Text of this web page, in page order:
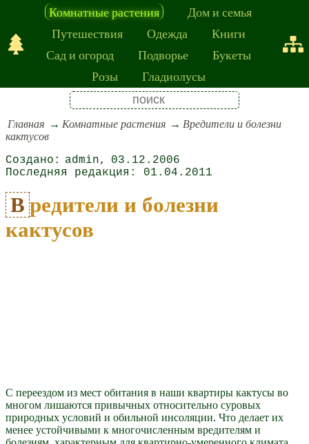
Комнатные растения
Дом и семья
Путешествия
Одежда
Книги
Сад и огород
Подворье
Букеты
Розы
Гладиолусы
Главная Комнатные растения
Вредители и болезни
кактусов
admin
03.12.2006
01.04.2011
Вредители и болезни
кактусов
С переездом из мест обитания в наши квартиры кактусы во
многом лишаются привычных относительно суровых
природных условий и обильной инсоляции. Что делает их
менее устойчивыми к многочисленным вредителям и